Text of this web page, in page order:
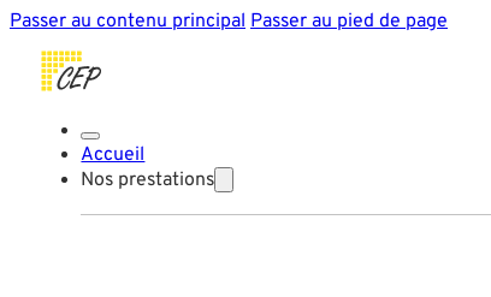
Passer au contenu principal Passer au pied de page
Accueil
Nos prestations